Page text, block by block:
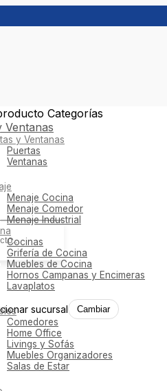
sucursal Cambiar
Categorías
Ventanas
y Ventanas
Puertas
Ventanas
Menaje Cocina
Menaje Comedor
Menaje Industrial
Cocinas
Grifería de Cocina
Muebles de Cocina
Hornos Campanas y Encimeras
Lavaplatos
Comedores
Home Office
Livings y Sofás
Muebles Organizadores
Salas de Estar